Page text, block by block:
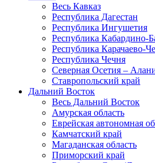
Весь Кавказ
Республика Дагестан
Республика Ингушетия
Республика Кабардино-
Республика Карачаево-
Республика Чечня
Северная Осетия –
Ставропольский край
Дальний Восток
Весь Дальний Восток
Амурская область
Еврейская автономная
Камчатский край
Магаданская область
Приморский край